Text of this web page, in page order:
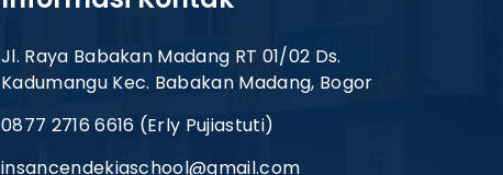
Jl. Raya Babakan Madang RT 01/02 Ds.
Kadumangu Kec. Babakan Madang, Bogor
0877 2716 6616 (Erly Pujiastuti)
insancendekiaschool@gmail.com